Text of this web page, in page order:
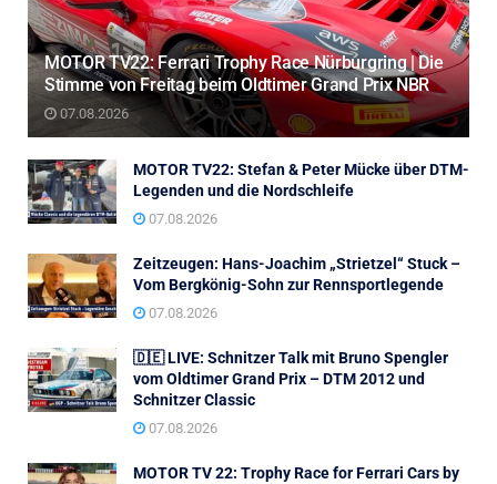
MOTOR TV22: Ferrari Trophy Race Nürburgring | Die
Stimme von Freitag beim Oldtimer Grand Prix NBR
07.08.2026
MOTOR TV22: Stefan & Peter Mücke über DTM-
Legenden und die Nordschleife
07.08.2026
Zeitzeugen: Hans-Joachim „Strietzel“ Stuck –
Vom Bergkönig-Sohn zur Rennsportlegende
07.08.2026
🇩🇪 LIVE: Schnitzer Talk mit Bruno Spengler
vom Oldtimer Grand Prix – DTM 2012 und
Schnitzer Classic
07.08.2026
MOTOR TV 22: Trophy Race for Ferrari Cars by